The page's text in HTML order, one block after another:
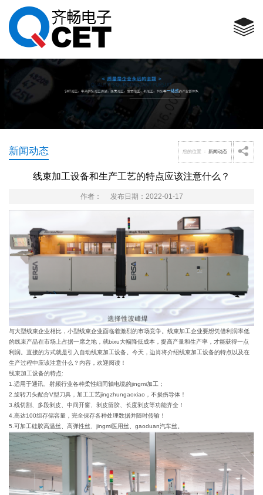
关于我们
关于我们
推荐视频
企业宗旨
电子制造服务
快速打样
电子线束加工
物料采购
成品组装
产业链化定制
合作供应商品牌
主要客户
产品中心
产业链
SMT加工
线束加工
成品组装加工
钣金加工
机加工
新闻动态
在线留言
联系我们
新闻动态 您的位置 ： 新闻动态
线束加工设备和生产工艺的特点应该注意什么？
作者： 发布日期：2022-01-17
与大型线束企业相比，小型线束企业面临着激烈的市场竞争。线束加工企业要想凭借利润率低
的线束产品在市场上占据一席之地，就bixu大幅降低成本，提高产量和生产率，才能获得一点
利润。直接的方式就是引入自动线束加工设备。今天，边肖将介绍线束加工设备的特点以及在
生产过程中应该注意什么？内容，欢迎阅读！
线束加工设备的特点:
1.适用于通讯、射频行业各种柔性细同轴电缆的jingmi加工；
2.旋转刀头配合V型刀具，加工工艺jingzhungaoxiao，不损伤导体！
3.线切割、多段剥皮、中间开窗、剥皮留胶、长度剥皮等功能齐全！
4.高达100组存储容量，完全保存各种处理数据并随时传输！
5.可加工硅胶高温丝、高弹性丝、jingmi医用丝、gaoduan汽车丝。